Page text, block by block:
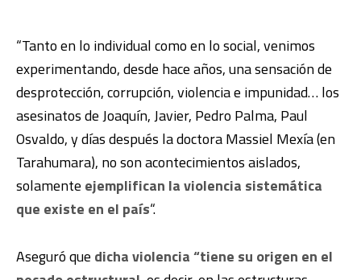
“Tanto en lo individual como en lo social, venimos
experimentando, desde hace años, una sensación de
desprotección, corrupción, violencia e impunidad… los
asesinatos de Joaquín, Javier, Pedro Palma, Paul
Osvaldo, y días después la doctora Massiel Mexía (en
Tarahumara), no son acontecimientos aislados,
solamente ejemplifican la violencia sistemática
que existe en el país“.
Aseguró que dicha violencia “tiene su origen en el